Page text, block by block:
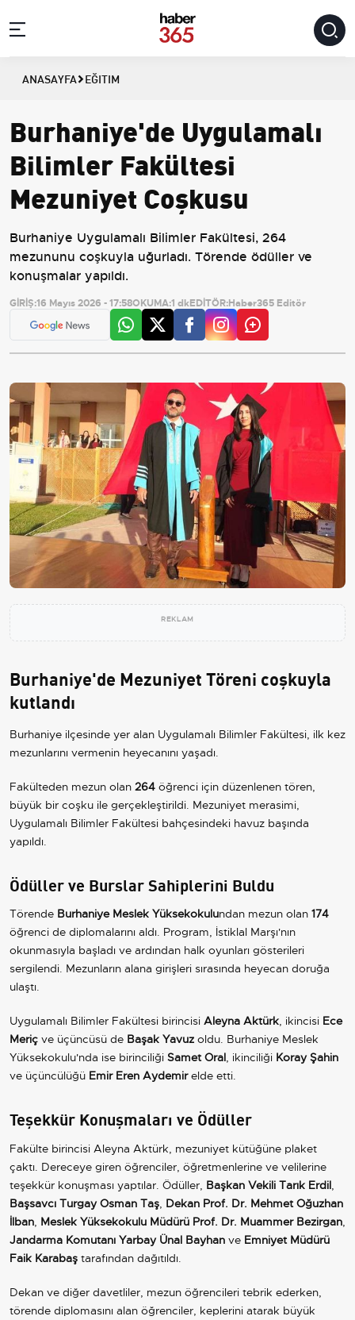
ANASAYFA EĞITIM
Burhaniye'de Uygulamalı
Bilimler Fakültesi
Mezuniyet Coşkusu
Burhaniye Uygulamalı Bilimler Fakültesi, 264
mezununu coşkuyla uğurladı. Törende ödüller ve
konuşmalar yapıldı.
GİRİŞ:16 Mayıs 2026 - 17:58OKUMA:1 dkEDİTÖR:Haber365 Editör
REKLAM
Burhaniye'de Mezuniyet Töreni coşkuyla
kutlandı
Burhaniye ilçesinde yer alan Uygulamalı Bilimler Fakültesi, ilk kez
mezunlarını vermenin heyecanını yaşadı.
Fakülteden mezun olan 264 öğrenci için düzenlenen tören,
büyük bir coşku ile gerçekleştirildi. Mezuniyet merasimi,
Uygulamalı Bilimler Fakültesi bahçesindeki havuz başında
yapıldı.
Ödüller ve Burslar Sahiplerini Buldu
Törende Burhaniye Meslek Yüksekokulundan mezun olan 174
öğrenci de diplomalarını aldı. Program, İstiklal Marşı'nın
okunmasıyla başladı ve ardından halk oyunları gösterileri
sergilendi. Mezunların alana girişleri sırasında heyecan doruğa
ulaştı.
Uygulamalı Bilimler Fakültesi birincisi Aleyna Aktürk, ikincisi Ece
Meriç ve üçüncüsü de Başak Yavuz oldu. Burhaniye Meslek
Yüksekokulu'nda ise birinciliği Samet Oral, ikinciliği Koray Şahin
ve üçüncülüğü Emir Eren Aydemirelde etti.
Teşekkür Konuşmaları ve Ödüller
Fakülte birincisi Aleyna Aktürk, mezuniyet kütüğüne plaket
çaktı. Dereceye giren öğrenciler, öğretmenlerine ve velilerine
teşekkür konuşması yaptılar. Ödüller, Başkan Vekili Tarık Erdil,
Başsavcı Turgay Osman Taş, Dekan Prof. Dr. Mehmet Oğuzhan
İlban, Meslek Yüksekokulu Müdürü Prof. Dr. Muammer Bezirgan,
Jandarma Komutanı Yarbay Ünal Bayhan ve Emniyet Müdürü
Faik Karabaş tarafından dağıtıldı.
Dekan ve diğer davetliler, mezun öğrencileri tebrik ederken,
törende diplomasını alan öğrenciler, keplerini atarak büyük